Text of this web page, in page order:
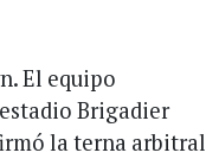
El equipo
Brigadier
la terna arbitral